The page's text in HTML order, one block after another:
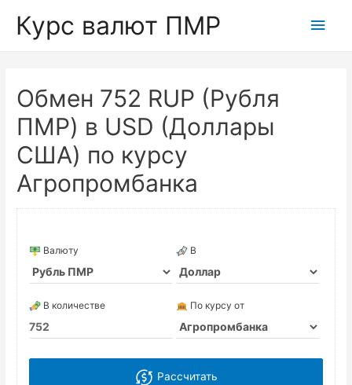
Курс валют ПМР
Обмен 752 RUP (Рубля
ПМР) в USD (Доллары
США) по курсу
Агропромбанка
Валюту В
В количестве По курсу от
Рассчитать